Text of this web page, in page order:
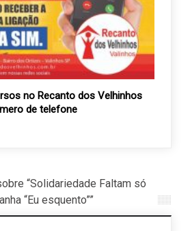
no Recanto dos Velhinhos
de telefone
“Solidariedade Faltam só
“Eu esquento””